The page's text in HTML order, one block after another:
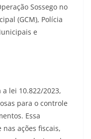
Sossego no
(GCM), Polícia
e
lei 10.822/2023,
para o controle
Essa
ações fiscais,